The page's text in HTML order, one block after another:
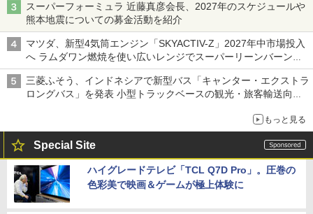
スーパーフォーミュラ 近藤真彦会長、2027年のスケジュールや
熊本地震についての募金活動を紹介
マツダ、新型4気筒エンジン「SKYACTIV-Z」2027年中市場投入
へ ラムダワン燃焼を使い広いレンジでスーパーリーンバーン燃
焼を実現
三菱ふそう、インドネシアで新型バス「キャンター・エクストラ
ロングバス」を発表 小型トラックベースの観光・旅客輸送向け
もっと見る
Special Site
ハイグレードテレビ「TCL Q7D Pro」。圧巻の
色彩美で映画＆ゲームが極上体験に